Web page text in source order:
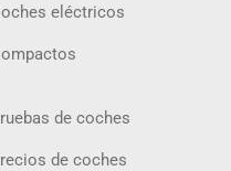
eléctricos
de coches
de coches